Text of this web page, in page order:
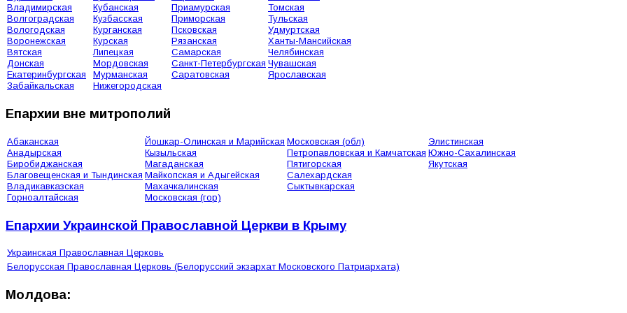
Владимирская
Волгоградская
Вологодская
Воронежская
Вятская
Донская
Екатеринбургская
Забайкальская
Кубанская
Кузбасская
Курганская
Курская
Липецкая
Мордовская
Мурманская
Нижегородская
Приамурская
Приморская
Псковская
Рязанская
Самарская
Санкт-Петербургская
Саратовская
Томская
Тульская
Удмуртская
Ханты-Мансийская
Челябинская
Чувашская
Ярославская
Епархии вне митрополий
Абаканская
Анадырская
Биробиджанская
Благовещенская и Тындинская
Владикавказская
Горноалтайская
Йошкар-Олинская и Марийская
Кызыльская
Магаданская
Майкопская и Адыгейская
Махачкалинская
Московская (гор)
Московская (обл)
Петропавловская и Камчатская
Пятигорская
Салехардская
Сыктывкарская
Элистинская
Южно-Сахалинская
Якутская
Епархии Украинской Православной Церкви в Крыму
Украинская Православная Церковь
Белорусская Православная Церковь (Белорусский экзархат Московского Патриархата)
Молдова: